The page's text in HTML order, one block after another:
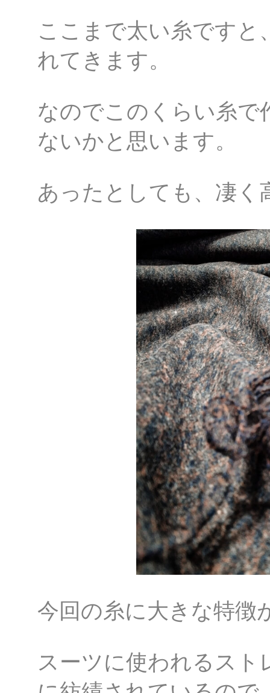
ここまで太い糸ですと
れてきます。
なのでこのくらい糸で
ないかと思います。
あったとしても、凄く
今回の糸に大きな特徴
スーツに使われるス